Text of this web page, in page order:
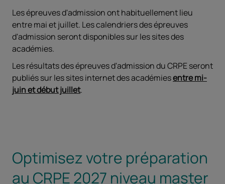
Les épreuves d'admission ont habituellement lieu
entre mai et juillet. Les calendriers des épreuves
d'admission seront disponibles sur les sites des
académies.
Les résultats des épreuves d'admission du CRPE seront
publiés sur les sites internet des académiesentre mi-
juin et début juillet.
Optimisez votre préparation
au CRPE 2027 niveau master